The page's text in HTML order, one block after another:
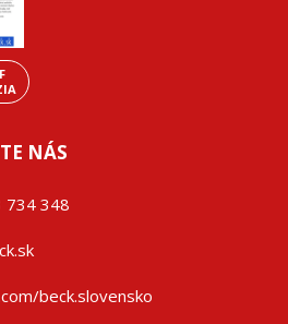
NÁS
734 348
beck.slovensko